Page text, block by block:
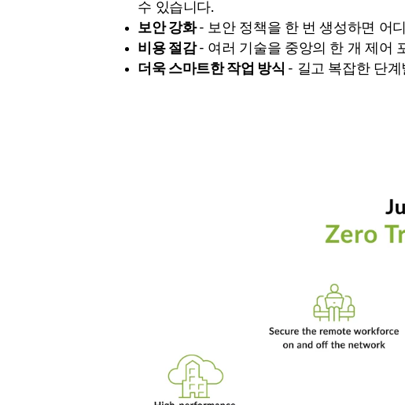
수 있습니다.
보안 강화- 보안 정책을 한 번 생성하면 어
비용 절감- 여러 기술을 중앙의 한 개 제어
더욱 스마트한 작업 방식 - 길고 복잡한 단